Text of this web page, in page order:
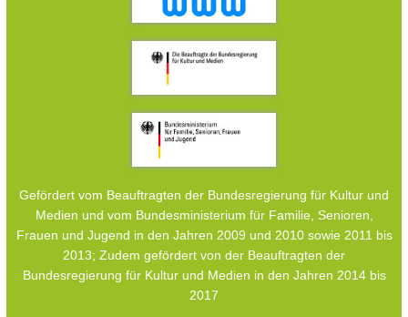
Gefördert vom Beauftragten der Bundesregierung für Kultur und
Medien und vom Bundesministerium für Familie, Senioren,
Frauen und Jugend in den Jahren 2009 und 2010 sowie 2011 bis
2013; Zudem gefördert von der Beauftragten der
Bundesregierung für Kultur und Medien in den Jahren 2014 bis
2017